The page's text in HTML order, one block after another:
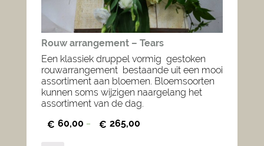
Rouw arrangement – Tears
Een klassiek druppel vormig gestoken
rouwarrangement bestaande uit een mooi
assortiment aan bloemen. Bloemsoorten
kunnen soms wijzigen naargelang het
assortiment van de dag.
€ 60,00 – € 265,00